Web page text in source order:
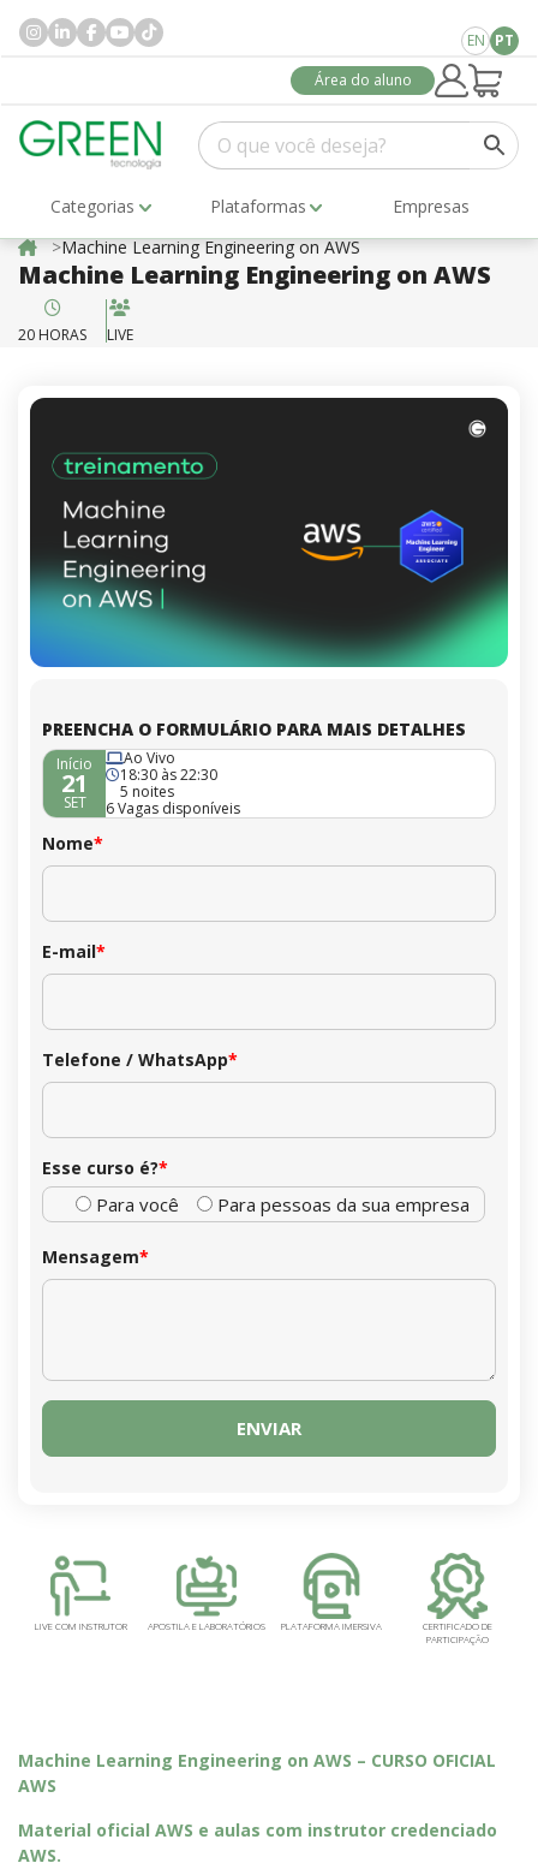
EN PT
Área do aluno
Categorias Plataformas
Empresas
Machine Learning Engineering on AWS
Machine Learning Engineering on AWS
20 HORAS LIVE
PREENCHA O FORMULÁRIO PARA MAIS DETALHES
Início
21
SET
Ao Vivo
18:30 às 22:30
5 noites
6 Vagas disponíveis
Nome*
E-mail*
Telefone / WhatsApp*
Esse curso é?*
Para você Para pessoas da sua empresa
Mensagem*
LIVE COM INSTRUTOR APOSTILA E LABORATÓRIOS PLATAFORMA IMERSIVA
CERTIFICADO DE
PARTICIPAÇÃO
Machine Learning Engineering on AWS – CURSO OFICIAL
AWS
Material oficial AWS e aulas com instrutor credenciado
AWS.